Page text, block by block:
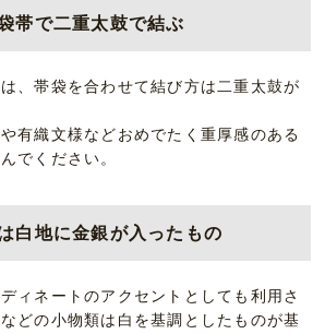
帯で二重太鼓で結ぶ
、帯袋を合わせて結び方は二重太鼓が
有織文様などおめでたく重厚感のある
でください。
白地に金銀が入ったもの
ィネートのアクセントとしても利用さ
どの小物類は白を基調としたものが基